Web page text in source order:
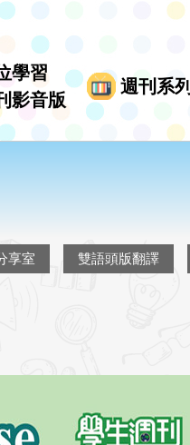
學習
影音版
週刊系列
享室 雙語頭版翻譯